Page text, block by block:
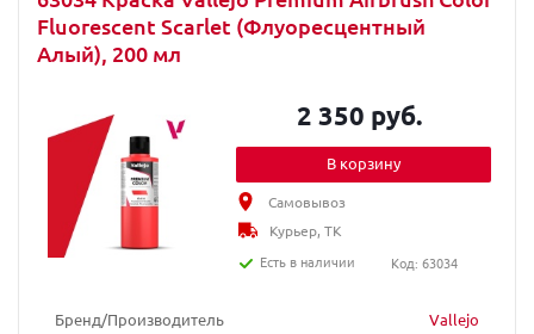
Fluorescent Scarlet (Флуоресцентный
Алый), 200 мл
Бренд/Производитель
Vallejo
2 350 руб.
В корзину
Самовывоз
Курьер, ТК
Есть в наличии
Код: 63034